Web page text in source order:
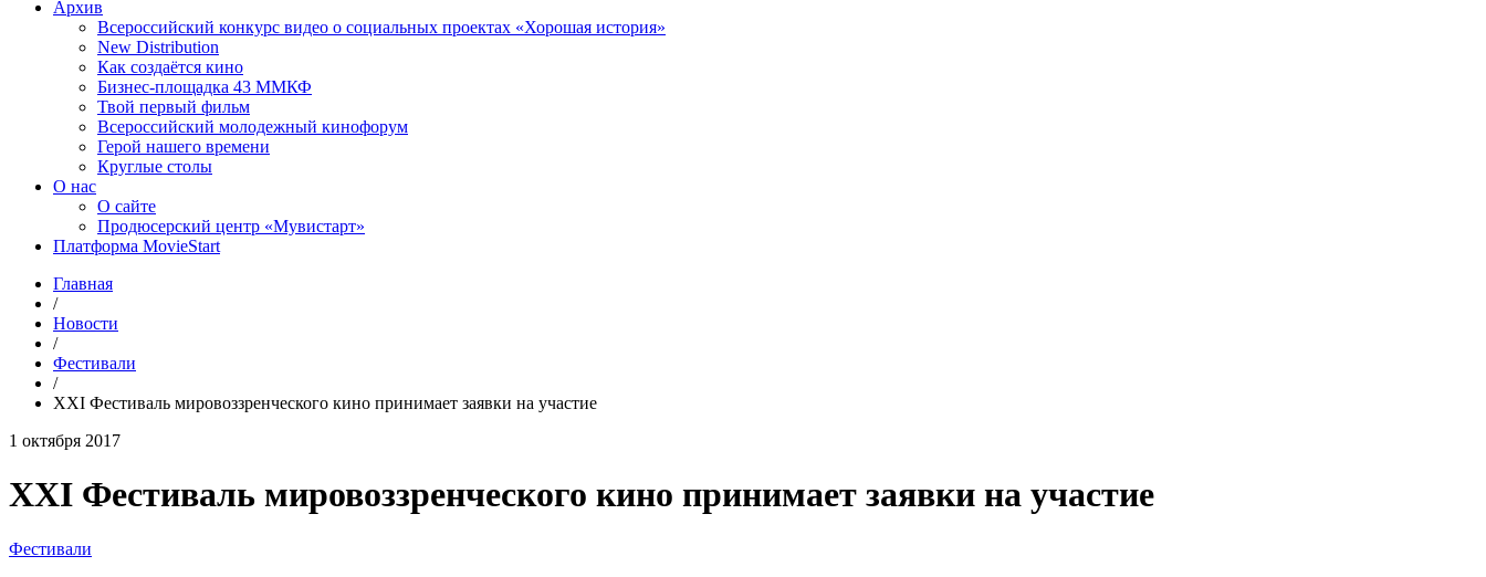
Архив
Всероссийский конкурс видео о социальных проектах «Хорошая история»
New Distribution
Как создаётся кино
Бизнес-площадка 43 ММКФ
Твой первый фильм
Всероссийский молодежный кинофорум
Герой нашего времени
Круглые столы
О нас
О сайте
Продюсерский центр «Мувистарт»
Платформа MovieStart
Главная
/
Новости
/
Фестивали
/
XХI Фестиваль мировоззренческого кино принимает заявки на участие
1 октября 2017
XХI Фестиваль мировоззренческого кино принимает заявки на участие
Фестивали